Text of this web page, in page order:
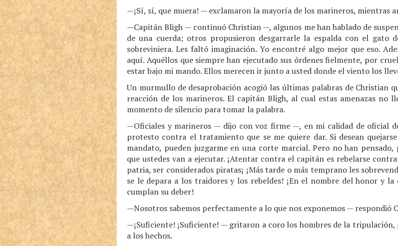
—¡Sí, sí, que muera! — exclamaron la mayoría de los marineros, mientras
—Capitán Bligh — continuó Christian —, algunos me han hablado de
de una cuerda; otros propusieron desgarrarle la espalda con el gato
sobreviniera. Les faltó imaginación. Yo encontré algo mejor que eso.
aquí. Aquéllos que siempre han ejecutado sus órdenes fielmente, por
estar bajo mi mando. Ellos merecen ir junto a usted donde el viento los
Un murmullo de desaprobación acogió las últimas palabras de Christian
reacción de los marineros. El capitán Bligh, al cual estas amenazas no
momento de silencio para tomar la palabra.
—Oficiales y marineros — dijo con voz firme —, en mi calidad de oficial
protesto contra el tratamiento que se me quiere dar. Si desean
mandato, pueden juzgarme en una corte marcial. Pero no han
que ustedes van a ejecutar. ¡Atentar contra el capitán es rebelarse
patria, ser considerados piratas¡ ¡Más tarde o más temprano les
se le depara a los traidores y los rebeldes! ¡En el nombre del honor y
cumplan su deber!
—Nosotros sabemos perfectamente a lo que nos exponemos — respondió
—¡Suficiente! ¡Suficiente! — gritaron a coro los hombres de la tripulación,
a los hechos.